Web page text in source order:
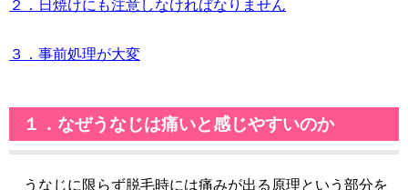
２．日焼けにも注意しなければなりません
３．事前処理が大変
１．なぜうなじは痛いと感じやすいのか
うなじに限らず脱毛時には痛みが出る原理という部分を